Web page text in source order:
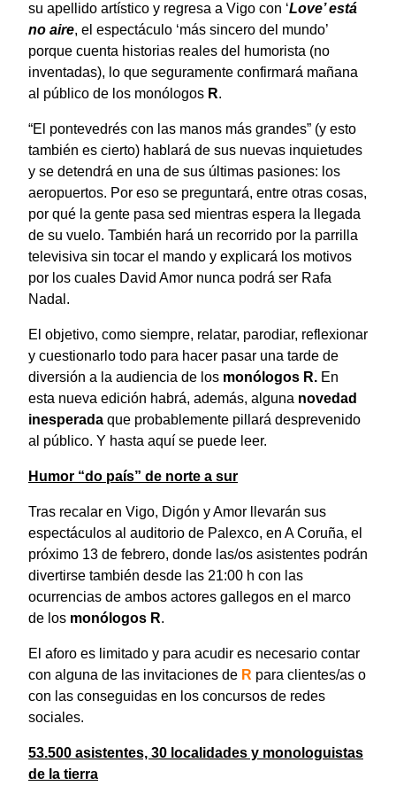
su apellido artístico y regresa a Vigo con ‘Love’ está
no aire, el espectáculo ‘más sincero del mundo’
porque cuenta historias reales del humorista (no
inventadas), lo que seguramente confirmará mañana
al público de los monólogos R.
“El pontevedrés con las manos más grandes” (y esto
también es cierto) hablará de sus nuevas inquietudes
y se detendrá en una de sus últimas pasiones: los
aeropuertos. Por eso se preguntará, entre otras cosas,
por qué la gente pasa sed mientras espera la llegada
de su vuelo. También hará un recorrido por la parrilla
televisiva sin tocar el mando y explicará los motivos
por los cuales David Amor nunca podrá ser Rafa
Nadal.
El objetivo, como siempre, relatar, parodiar, reflexionar
y cuestionarlo todo para hacer pasar una tarde de
diversión a la audiencia de los monólogos R. En
esta nueva edición habrá, además, alguna novedad
inesperada que probablemente pillará desprevenido
al público. Y hasta aquí se puede leer.
Humor “do país” de norte a sur
Tras recalar en Vigo, Digón y Amor llevarán sus
espectáculos al auditorio de Palexco, en A Coruña, el
próximo 13 de febrero, donde las/os asistentes podrán
divertirse también desde las 21:00 h con las
ocurrencias de ambos actores gallegos en el marco
de los monólogos R.
El aforo es limitado y para acudir es necesario contar
con alguna de las invitaciones de R para clientes/as o
con las conseguidas en los concursos de redes
sociales.
53.500 asistentes, 30 localidades y monologuistas
de la tierra